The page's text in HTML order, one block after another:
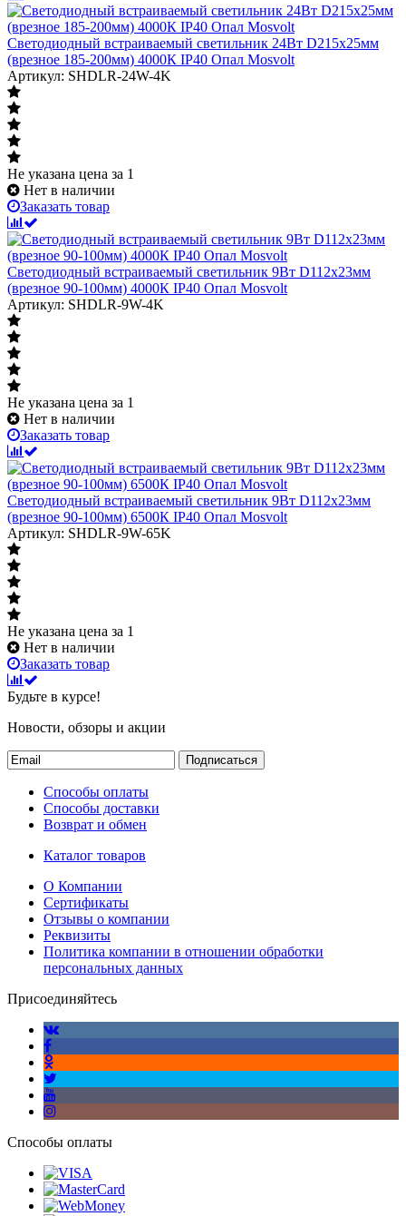
Светодиодный встраиваемый светильник 24Вт D215х25мм
(врезное 185-200мм) 4000К IP40 Опал Mosvolt
Артикул: SHDLR-24W-4K
Не указана цена за 1
Нет в наличии
Заказать товар
Светодиодный встраиваемый светильник 9Вт D112х23мм
(врезное 90-100мм) 4000К IP40 Опал Mosvolt
Артикул: SHDLR-9W-4K
Не указана цена за 1
Нет в наличии
Заказать товар
Светодиодный встраиваемый светильник 9Вт D112х23мм
(врезное 90-100мм) 6500К IP40 Опал Mosvolt
Артикул: SHDLR-9W-65K
Не указана цена за 1
Нет в наличии
Заказать товар
Будьте в курсе!
Новости, обзоры и акции
Подписаться
Способы оплаты
Способы доставки
Возврат и обмен
Каталог товаров
О Компании
Сертификаты
Отзывы о компании
Реквизиты
Политика компании в отношении обработки
персональных данных
Присоединяйтесь
Способы оплаты